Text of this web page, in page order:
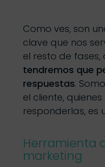
Como ves, son
clave que nos
el resto de fases,
tendremos que
respuestas.
el cliente,
responderlas, es
Herramienta
marketing